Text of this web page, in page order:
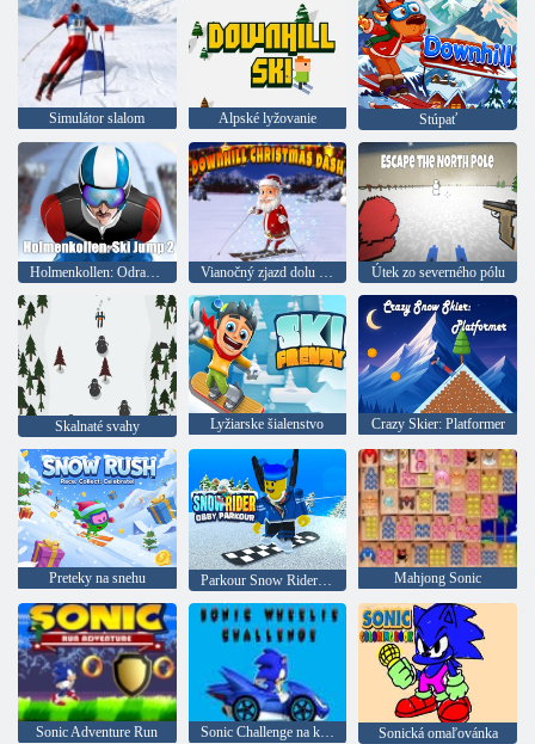
Simulátor slalom Alpské lyžovanie Stúpať
Holmenkollen: Odrazový mostík 2 Vianočný zjazd dolu svahom Útek zo severného pólu
Skalnaté svahy Lyžiarske šialenstvo Crazy Skier: Platformer
Preteky na snehu Parkour Snow Rider Obbi Mahjong Sonic
Sonic Adventure Run Sonic Challenge na kolesách Sonická omaľovánka